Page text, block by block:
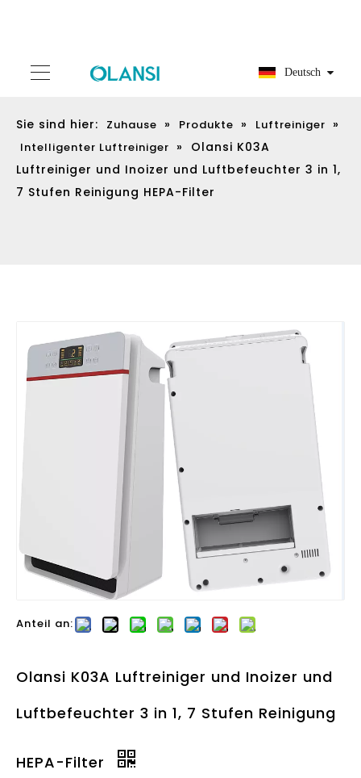
Deutsch
Sie sind hier: Zuhause » Produkte » Luftreiniger »
Intelligenter Luftreiniger »
Olansi K03A
Luftreiniger und Inoizer und Luftbefeuchter 3 in 1,
7 Stufen Reinigung HEPA-Filter
Anteil an:
Olansi K03A Luftreiniger und Inoizer und
Luftbefeuchter 3 in 1, 7 Stufen Reinigung
HEPA-Filter